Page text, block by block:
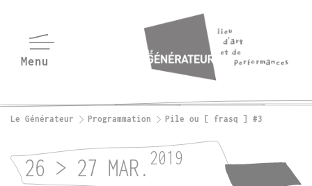
Le Générateur Programmation Pile ou [ frasq ] #3
26 > 27 MAR. 2019